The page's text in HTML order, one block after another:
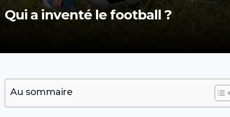
Qui a inventé le football ?
Au sommaire